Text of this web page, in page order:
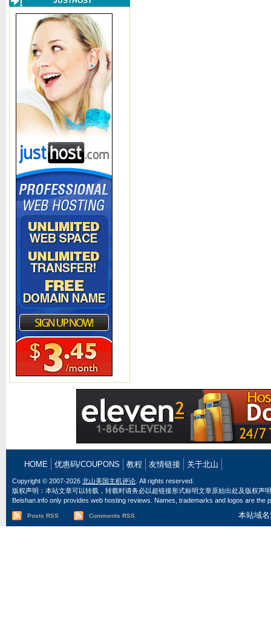
HOME 优惠码/COUPONS 教程 友情链接 关于北山
Copyright © 2007-2026 北山美国主机评论 . All rights reserved.
版权声明：本站文章可以转载，转载时请务必以超链接形式标明文章原始出处及版权声
Beishan.info only provides web hosting reviews. Names, trademarks and logos are
Posts RSS Comments RSS 本站域